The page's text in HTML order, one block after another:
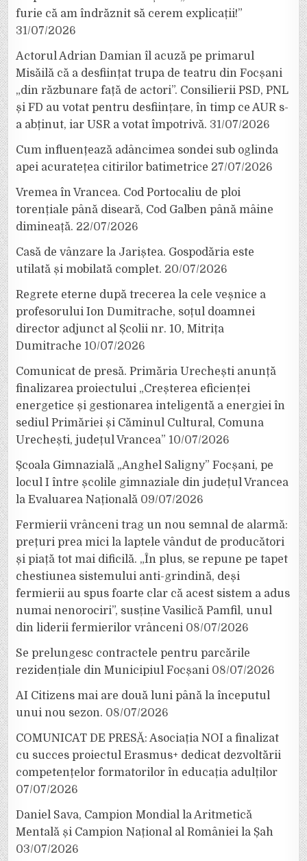
furie că am îndrăznit să cerem explicații!”
31/07/2026
Actorul Adrian Damian îl acuză pe primarul
Misăilă că a desființat trupa de teatru din Focșani
„din răzbunare față de actori”. Consilierii PSD, PNL
și FD au votat pentru desființare, în timp ce AUR s-
a abținut, iar USR a votat împotrivă. 31/07/2026
Cum influențează adâncimea sondei sub oglinda
apei acuratețea citirilor batimetrice 27/07/2026
Vremea în Vrancea. Cod Portocaliu de ploi
torențiale până diseară, Cod Galben până mâine
dimineață. 22/07/2026
Casă de vânzare la Jariștea. Gospodăria este
utilată și mobilată complet. 20/07/2026
Regrete eterne după trecerea la cele veșnice a
profesorului Ion Dumitrache, soțul doamnei
director adjunct al Școlii nr. 10, Mitrița
Dumitrache 10/07/2026
Comunicat de presă. Primăria Urechești anunță
finalizarea proiectului „Creșterea eficienței
energetice și gestionarea inteligentă a energiei în
sediul Primăriei și Căminul Cultural, Comuna
Urechești, județul Vrancea” 10/07/2026
Școala Gimnazială „Anghel Saligny” Focșani, pe
locul I între școlile gimnaziale din județul Vrancea
la Evaluarea Națională 09/07/2026
Fermierii vrânceni trag un nou semnal de alarmă:
prețuri prea mici la laptele vândut de producători
și piață tot mai dificilă. „În plus, se repune pe tapet
chestiunea sistemului anti-grindină, deși
fermierii au spus foarte clar că acest sistem a adus
numai nenorociri”, susține Vasilică Pamfil, unul
din liderii fermierilor vrânceni 08/07/2026
Se prelungesc contractele pentru parcările
rezidențiale din Municipiul Focșani 08/07/2026
AI Citizens mai are două luni până la începutul
unui nou sezon. 08/07/2026
COMUNICAT DE PRESĂ: Asociația NOI a finalizat
cu succes proiectul Erasmus+ dedicat dezvoltării
competențelor formatorilor în educația adulților
07/07/2026
Daniel Sava, Campion Mondial la Aritmetică
Mentală și Campion Național al României la Șah
03/07/2026